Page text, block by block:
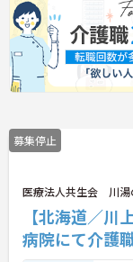
募集停止
医療法人共生会 川湯
【北海道／
病院にて介護